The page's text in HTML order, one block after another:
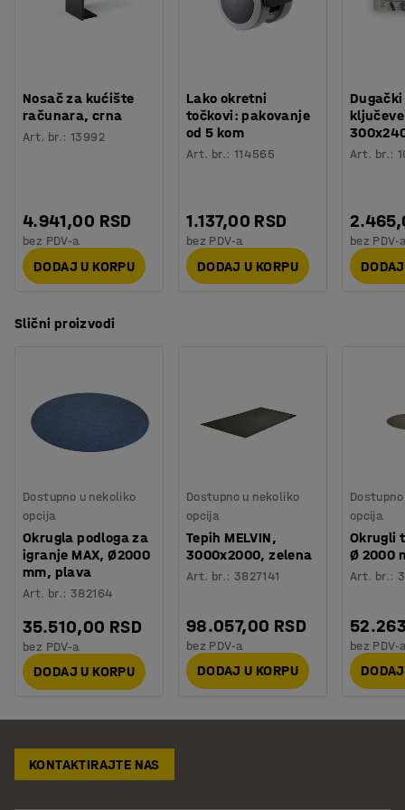
Uskladite svoj dekor ili unesite kontrast bojama.
Birajte boju iz mirne i prirodne palete boja.
Nosač za kućište
računara, crna
Art. br.:13992
4.941,00 RSD
bez PDV-a
DODAJ U KORPU
Lako okretni
točkovi: pakovanje
od 5 kom
Art. br.: 114565
1.137,00 RSD
bez PDV-a
DODAJ U KORPU
Art. br.:
bez PDV-
Slični proizvodi
Dostupno u nekoliko
opcija
Okrugla podloga za
igranje MAX, Ø2000
mm, plava
Art. br.:382164
35.510,00 RSD
bez PDV-a
DODAJ U KORPU
Dostupno u nekoliko
opcija
Tepih MELVIN,
3000x2000, zelena
Art. br.: 3827141
98.057,00 RSD
bez PDV-a
DODAJ U KORPU
opcija
Okrugli
Ø 2000
Art. br.:
bez PDV-
KONTAKTIRAJTE NAS